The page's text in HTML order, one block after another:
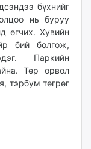
бүхнийг
нь буруу
өгчих. Хувийн
бий болгож,
Паркийн
Төр орвол
тэрбум төгрөг